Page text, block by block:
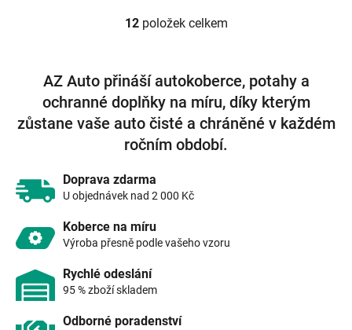
O
á
d
a
c
í
p
k
ý
12položek celkem
AZ Auto přináší autokoberce, potahy a
ochranné doplňky na míru, díky kterým
zůstane vaše auto čisté a chráněné v každém
ročním období.
Doprava zdarma
U objednávek nad 2 000 Kč
Koberce na míru
Výroba přesně podle vašeho vzoru
Rychlé odeslání
95 % zboží skladem
Odborné poradenství